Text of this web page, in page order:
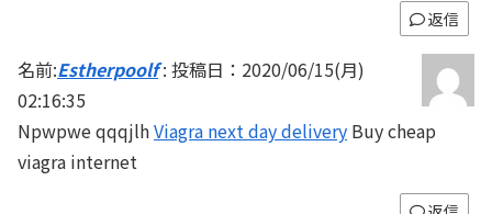
返信
名前:Estherpoolf: 投稿日：2020/06/15(月)
02:16:35
Npwpwe qqqjlhViagra next day delivery Buy cheap
viagra internet